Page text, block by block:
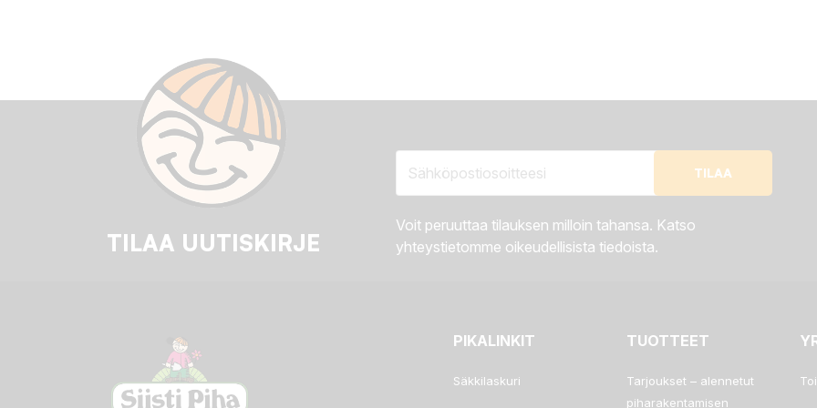
TILAA UUTISKIRJE
Voit peruuttaa tilauksen milloin tahansa. Katso
yhteystietomme oikeudellisista tiedoista.
PIKALINKIT
Säkkilaskuri
TUOTTEET
Tarjoukset – alennetut
piharakentamisen